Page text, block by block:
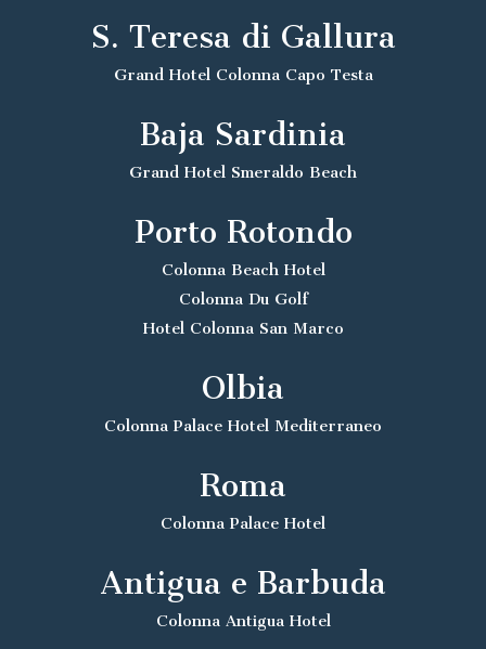
S. Teresa di Gallura
Grand Hotel Colonna Capo Testa
Baja Sardinia
Grand Hotel Smeraldo Beach
Porto Rotondo
Colonna Beach Hotel
Colonna Du Golf
Hotel Colonna San Marco
Olbia
Colonna Palace Hotel Mediterraneo
Roma
Colonna Palace Hotel
Antigua e Barbuda
Colonna Antigua Hotel